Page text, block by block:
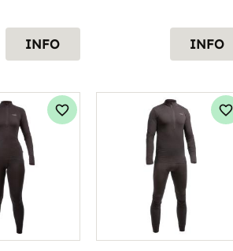
INFO INFO
Lägg till i favoriter